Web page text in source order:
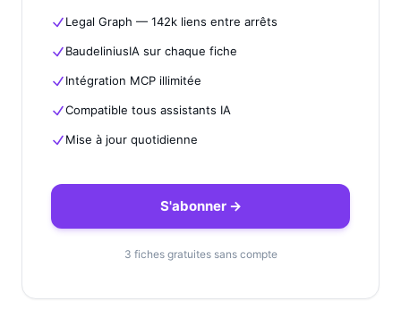
Legal Graph — 142k liens entre arrêts
BaudeliniusIA sur chaque fiche
Intégration MCP illimitée
Compatible tous assistants IA
Mise à jour quotidienne
S'abonner →
3 fiches gratuites sans compte